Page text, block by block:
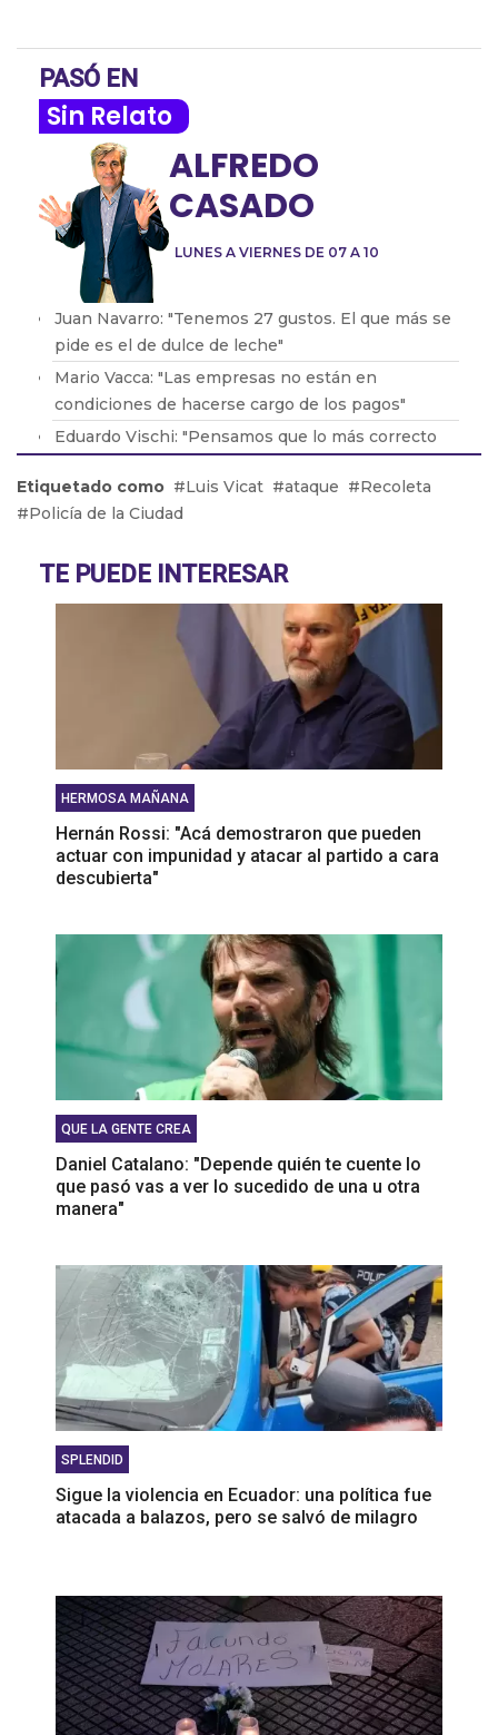
PASÓ EN
Sin Relato
LUNES A VIERNES DE 07 A 10
ALFREDO
CASADO
Juan Navarro: "Tenemos 27 gustos. El que más se
pide es el de dulce de leche"
Mario Vacca: "Las empresas no están en
condiciones de hacerse cargo de los pagos"
Eduardo Vischi: "Pensamos que lo más correcto
Lic. Eduardo Lavorato: "Que los padres consuman
con sus hijos les genera una dependencia"
tensa"
Etiquetado como Luis Vicat ataque
Recoleta
Policía de la Ciudad
TE PUEDE INTERESAR
HERMOSA MAÑANA
Hernán Rossi: "Acá demostraron que pueden
actuar con impunidad y atacar al partido a cara
descubierta"
QUE LA GENTE CREA
Daniel Catalano: "Depende quién te cuente lo
que pasó vas a ver lo sucedido de una u otra
manera"
SPLENDID
Sigue la violencia en Ecuador: una política fue
atacada a balazos, pero se salvó de milagro